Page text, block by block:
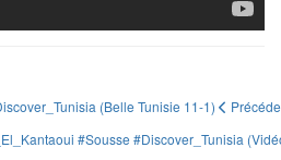
(Belle Tunisie 11-1)
#Sousse #Discover_Tunisia